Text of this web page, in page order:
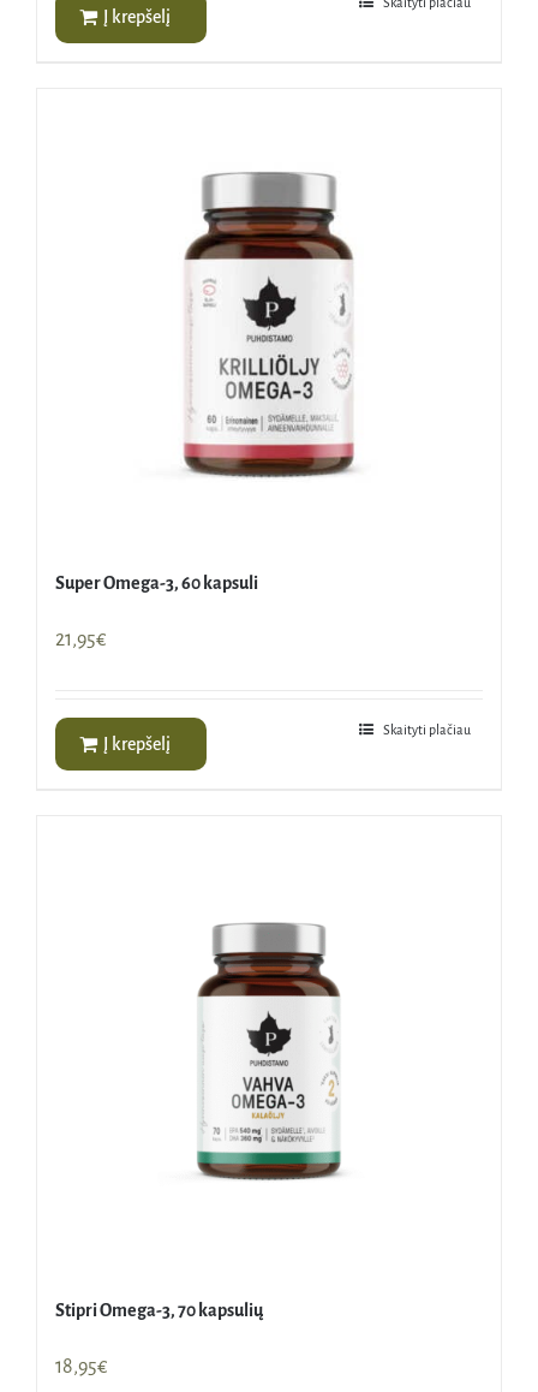
Į krepšelį
Super Omega-3, 60 kapsuli
21,95€
Į krepšelį
Skaityti plačiau
Stipri Omega-3, 70 kapsulių
18,95€